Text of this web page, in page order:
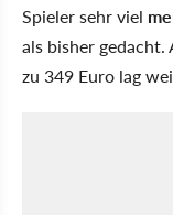
Spieler sehr viel
als bisher
zu 349 Euro lag